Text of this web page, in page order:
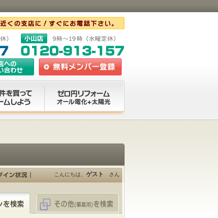
こんにちは、 ゲスト さん